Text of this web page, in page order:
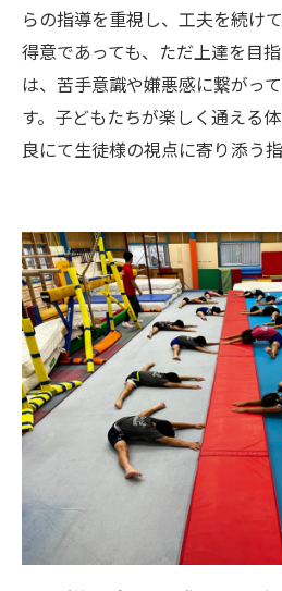
らの指導を重視し、工夫を続け
得意であっても、ただ上達を目
は、苦手意識や嫌悪感に繋がっ
す。子どもたちが楽しく通える
良にて生徒様の視点に寄り添う